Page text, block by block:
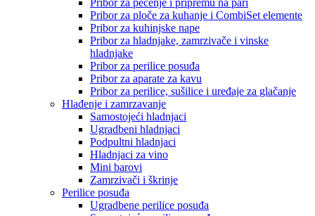
Pribor za pečenje i pripremu na pari
Pribor za ploče za kuhanje i CombiSet elemente
Pribor za kuhinjske nape
Pribor za hladnjake, zamrzivače i vinske
hladnjake
Pribor za perilice posuđa
Pribor za aparate za kavu
Pribor za perilice, sušilice i uređaje za glačanje
Hlađenje i zamrzavanje
Samostojeći hladnjaci
Ugradbeni hladnjaci
Podpultni hladnjaci
Hladnjaci za vino
Mini barovi
Zamrzivači i škrinje
Perilice posuđa
Ugradbene perilice posuđa